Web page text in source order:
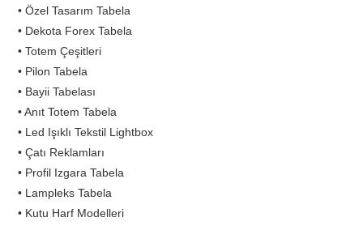
• Özel Tasarım Tabela
• Dekota Forex Tabela
• Totem Çeşitleri
• Pilon Tabela
• Bayii Tabelası
• Anıt Totem Tabela
• Led Işıklı Tekstil Lightbox
• Çatı Reklamları
• Profil Izgara Tabela
• Lampleks Tabela
• Kutu Harf Modelleri